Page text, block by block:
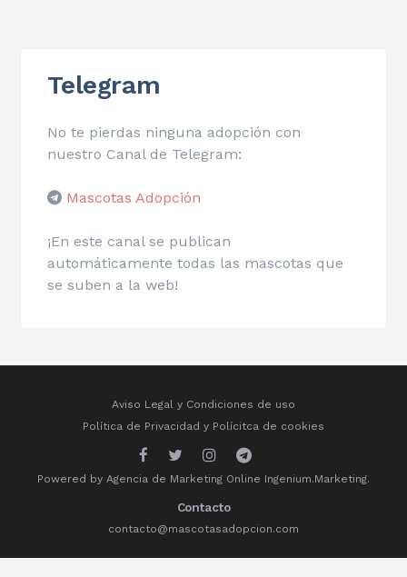
Telegram
No te pierdas ninguna adopción con
nuestro Canal de Telegram:
Mascotas Adopción
¡En este canal se publican
automáticamente todas las mascotas que
se suben a la web!
Aviso Legal y Condiciones de uso
Política de Privacidad y Polícitca de cookies
Powered by Agencia de Marketing Online Ingenium.Marketing.
Contacto
contacto@mascotasadopcion.com